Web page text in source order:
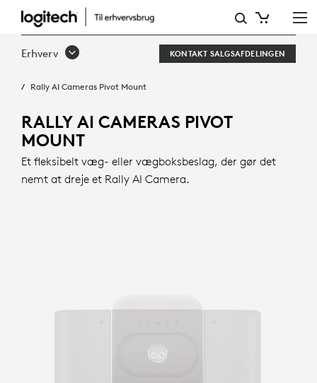
RALLY
AI
PIVOT
MOUNT
Erhverv KONTAKT SALGSAFDELINGEN
Rally AI Cameras Pivot Mount
RALLY AI CAMERAS PIVOT
MOUNT
Et fleksibelt væg- eller vægboksbeslag, der gør det
nemt at dreje et Rally AI Camera.